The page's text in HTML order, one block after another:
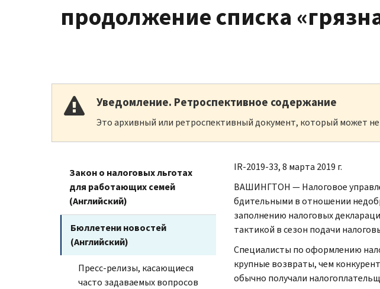
продолжение списка
Уведомление. Ретроспективное содержание
Это архивный или ретроспективный документ, который может
Закон о налоговых льготах
для работающих семей
(Английский)
Бюллетени новостей
(Английский)
Пресс-релизы, касающиеся
часто задаваемых вопросов
IR-2019-33, 8 марта 2019 г.
ВАШИНГТОН — Налоговое
бдительными в отношении
заполнению налоговых
тактикой в сезон подачи
Специалисты по оформлению
крупные возвраты, чем
обычно получали